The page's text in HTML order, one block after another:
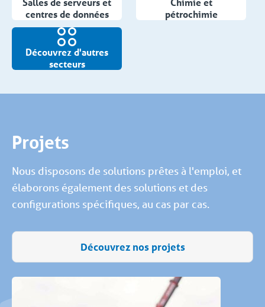
centres de données
pétrochimie
Découvrez d'autres
secteurs
Projets
Nous disposons de solutions prêtes à l'emploi, et
élaborons également des solutions et des
configurations spécifiques, au cas par cas.
Découvrez nos projets